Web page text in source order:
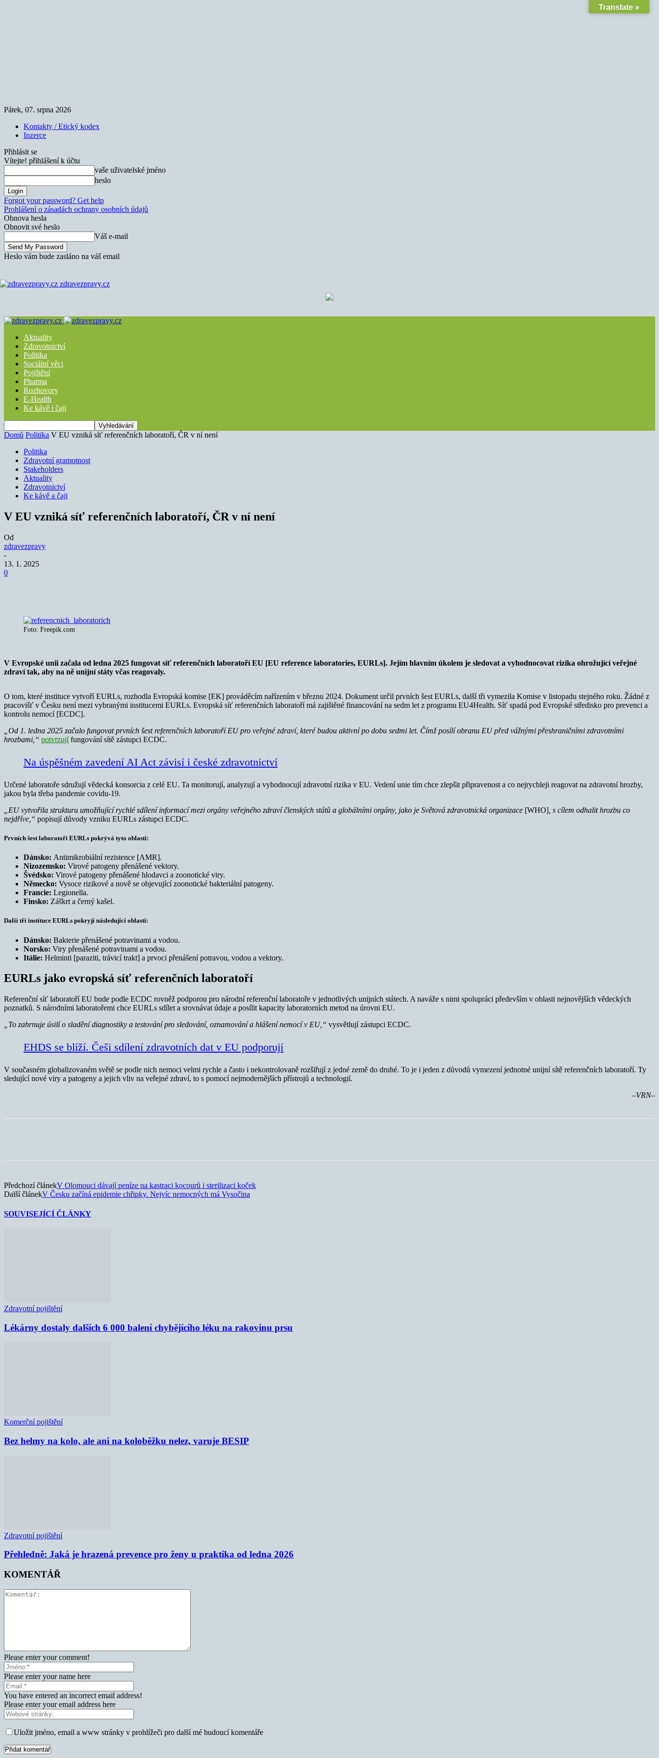
Pátek, 07. srpna 2026
Kontakty / Etický kodex
Inzerce
Přihlásit se
Vítejte! přihlášení k účtu
vaše uživatelské jméno
heslo
Forgot your password? Get help
Prohlášení o zásadách ochrany osobních údajů
Obnova hesla
Obnovit své heslo
Váš e-mail
Heslo vám bude zasláno na váš email
zdravezpravy.cz
Aktuality
Zdravotnictví
Politika
Sociální věci
Pojištění
Pharma
Rozhovory
E-Health
Ke kávě i čaji
Domů Politika V EU vzniká síť referenčních laboratoří, ČR v ní není
Politika
Zdravotní gramotnost
Stakeholders
Aktuality
Zdravotnictví
Ke kávě a čaji
V EU vzniká síť referenčních laboratoří, ČR v ní není
Od
zdravezpravy
-
13. 1. 2025
0
Foto: Freepik.com
V Evropské unii začala od ledna 2025 fungovat síť referenčních laboratoří EU [EU reference laboratories, EURLs]. Jejím hlavním úkolem je sledovat a vyhodnocovat rizika ohrožující veřejné
zdraví tak, aby na ně unijní státy včas reagovaly.
O tom, které instituce vytvoří EURLs, rozhodla Evropská komise [EK] prováděcím nařízením v březnu 2024. Dokument určil prvních šest EURLs, další tři vymezila Komise v listopadu stejného roku. Žádné z
pracovišť v Česku není mezi vybranými institucemi EURLs. Evropská síť referenčních laboratoří má zajištěné financování na sedm let z programu EU4Health. Síť spadá pod Evropské středisko pro prevenci a
kontrolu nemocí [ECDC].
„Od 1. ledna 2025 začalo fungovat prvních šest referenčních laboratoří EU pro veřejné zdraví, které budou aktivní po dobu sedmi let. Čímž posílí obranu EU před vážnými přeshraničními zdravotními
hrozbami,“ potvrzujífungování sítě zástupci ECDC.
Na úspěšném zavedení AI Act závisí i české zdravotnictví
Určené laboratoře sdružují vědecká konsorcia z celé EU. Ta monitorují, analyzují a vyhodnocují zdravotní rizika v EU. Vedení unie tím chce zlepšit připravenost a co nejrychleji reagovat na zdravotní hrozby,
jakou byla třeba pandemie covidu-19.
„EU vytvořila strukturu umožňující rychlé sdílení informací mezi orgány veřejného zdraví členských států a globálními orgány, jako je Světová zdravotnická organizace [WHO] , s cílem odhalit hrozbu co
nejdříve,“ popisují důvody vzniku EURLs zástupci ECDC.
Prvních šest laboratoří EURLs pokrývá tyto oblasti:
Dánsko: Antimikrobiální rezistence [AMR].
Nizozemsko: Virové patogeny přenášené vektory.
Švédsko: Virové patogeny přenášené hlodavci a zoonotické viry.
Německo: Vysoce rizikové a nově se objevující zoonotické bakteriální patogeny.
Francie: Legionella.
Finsko: Záškrt a černý kašel.
Další tři instituce EURLs pokryjí následující oblasti:
Dánsko: Bakterie přenášené potravinami a vodou.
Norsko: Viry přenášené potravinami a vodou.
Itálie: Helminti [paraziti, trávicí trakt] a prvoci přenášení potravou, vodou a vektory.
EURLs jako evropská síť referenčních laboratoří
Referenční síť laboratoří EU bude podle ECDC rovněž podporou pro národní referenční laboratoře v jednotlivých unijních státech. A naváže s nimi spolupráci především v oblasti nejnovějších vědeckých
poznatků. S národními laboratořemi chce EURLs sdílet a srovnávat údaje a posílit kapacity laboratorních metod na úrovni EU.
„To zahrnuje úsilí o sladění diagnostiky a testování pro sledování, oznamování a hlášení nemocí v EU,“ vysvětlují zástupci ECDC.
EHDS se blíží. Češi sdílení zdravotních dat v EU podporují
V současném globalizovaném světě se podle nich nemoci velmi rychle a často i nekontrolovaně rozšiřují z jedné země do druhé. To je i jeden z důvodů vymezení jednotné unijní sítě referenčních laboratoří. Ty
sledující nové viry a patogeny a jejich vliv na veřejné zdraví, to s pomocí nejmodernějších přístrojů a technologií.
–VRN–
Předchozí článekV Olomouci dávají peníze na kastraci kocourů i sterilizaci koček
Další článekV Česku začíná epidemie chřipky. Nejvíc nemocných má Vysočina
SOUVISEJÍCÍ ČLÁNKY
Zdravotní pojištění
Lékárny dostaly dalších 6 000 balení chybějícího léku na rakovinu prsu
Komerční pojištění
Bez helmy na kolo, ale ani na koloběžku nelez, varuje BESIP
Zdravotní pojištění
Přehledně: Jaká je hrazená prevence pro ženy u praktika od ledna 2026
KOMENTÁŘ
Please enter your comment!
Please enter your name here
You have entered an incorrect email address!
Please enter your email address here
Uložit jméno, email a www stránky v prohlížeči pro další mé budoucí komentáře
Translate »